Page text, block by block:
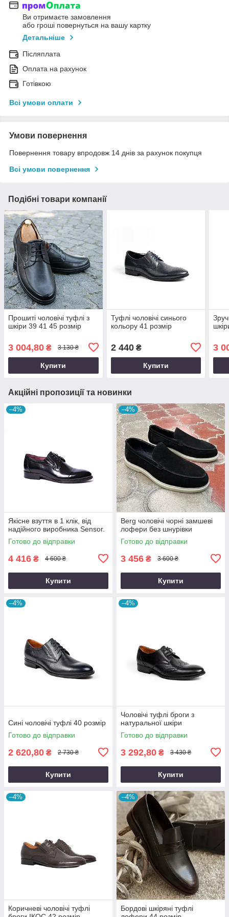
Ви отримаєте замовлення
або гроші повернуться на вашу картку
Детальніше
Післяплата
Оплата на рахунок
Готівкою
Всі умови оплати
Умови повернення
Повернення товару впродовж 14 днів за рахунок покупця
Всі умови повернення
Подібні товари компанії
Прошиті чоловічі туфлі з
шкіри 39 41 45 розмір
3 004,80 ₴ 3 130 ₴
Купити
Туфлі чоловічі синього
кольору 41 розмір
2 440₴
Купити
3
Акційні пропозиції та новинки
–4%
Якісне взуття в 1 клік, від
надійного виробника Sensor.
Готово до відправки
4 416 ₴ 4 600 ₴
Купити
–4%
Berg чоловічі чорні замшеві
лофери без шнурівки
Готово до відправки
3 456 ₴ 3 600 ₴
Купити
–4%
Сині чоловічі туфлі 40 розмір
Готово до відправки
2 620,80 ₴ 2 730 ₴
Купити
–4%
Чоловічі туфлі броги з
натуральної шкіри
Готово до відправки
3 292,80 ₴ 3 430 ₴
Купити
–4%
Коричневі чоловічі туфлі
–4%
Бордові шкіряні туфлі